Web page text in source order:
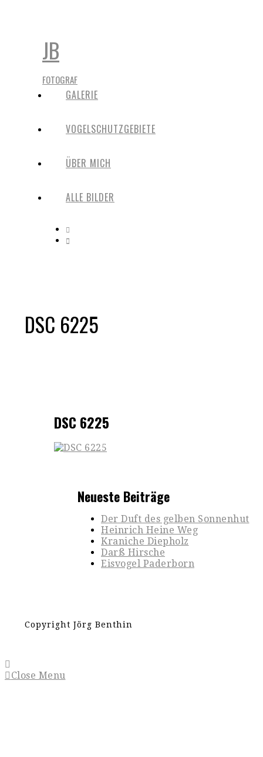
JB
FOTOGRAF
GALERIE
VOGELSCHUTZGEBIETE
ÜBER MICH
ALLE BILDER
DSC 6225
DSC 6225
Neueste Beiträge
Der Duft des gelben Sonnenhut
Heinrich Heine Weg
Kraniche Diepholz
Darß Hirsche
Eisvogel Paderborn
Copyright Jörg Benthin
Close Menu